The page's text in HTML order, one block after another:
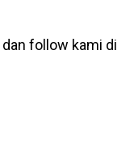
follow kami di